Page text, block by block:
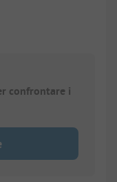
confrontare i